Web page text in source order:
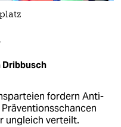
Dribbusch
fordern Anti-
ungleich verteilt.